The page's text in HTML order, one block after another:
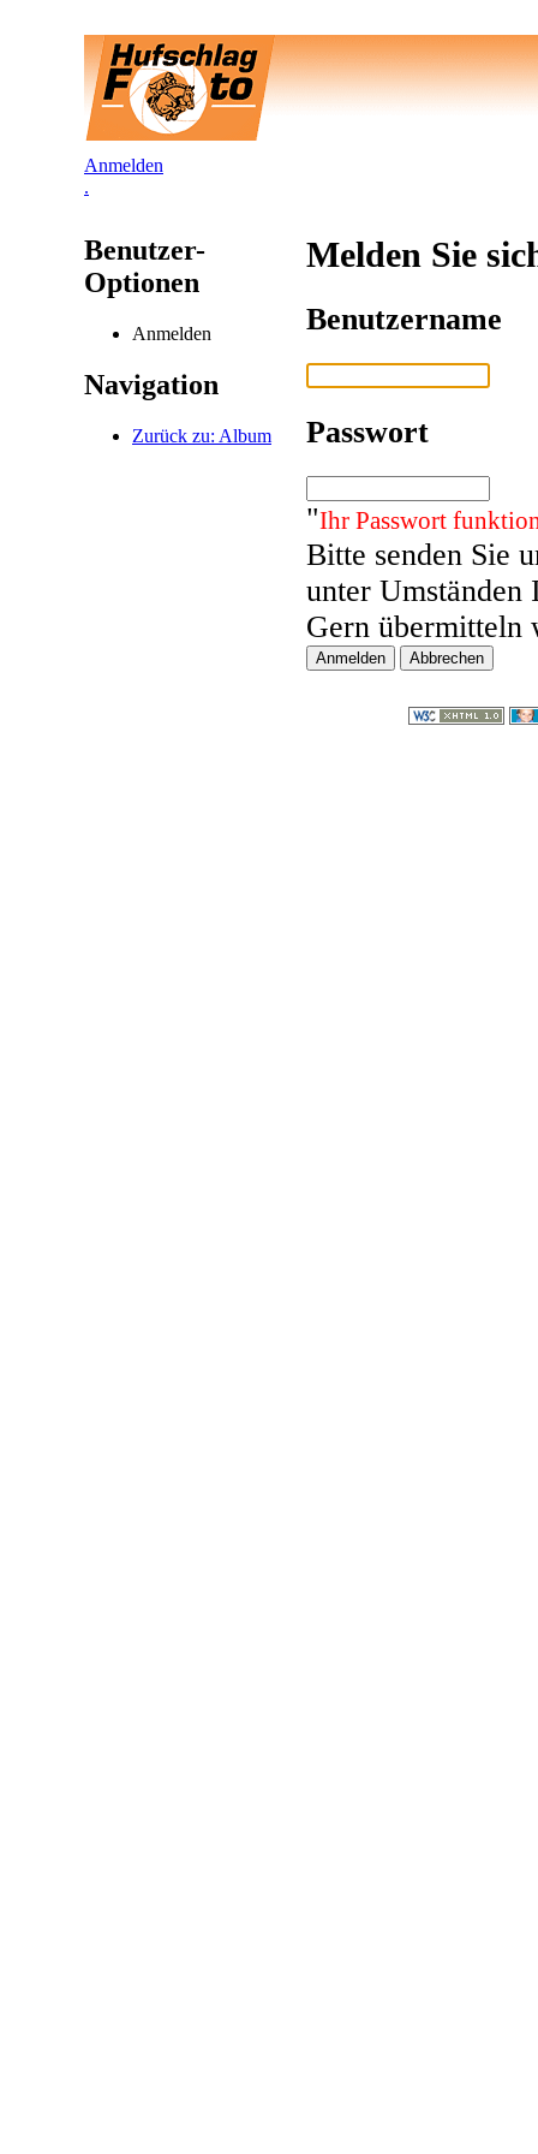
Anmelden
.
Benutzer-
Optionen
Anmelden
Navigation
Zurück zu: Album
Melden Sie
Benutzername
Passwort
"Ihr Passwort
Bitte senden Sie
unter Umständen
Gern übermitteln